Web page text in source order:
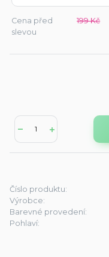
Cena před
slevou
199 Kč
Číslo produktu:
Výrobce:
Barevné provedení:
Pohlaví: